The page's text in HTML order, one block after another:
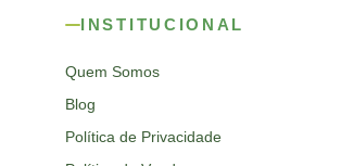
INSTITUCIONAL
Quem Somos
Blog
Política de Privacidade